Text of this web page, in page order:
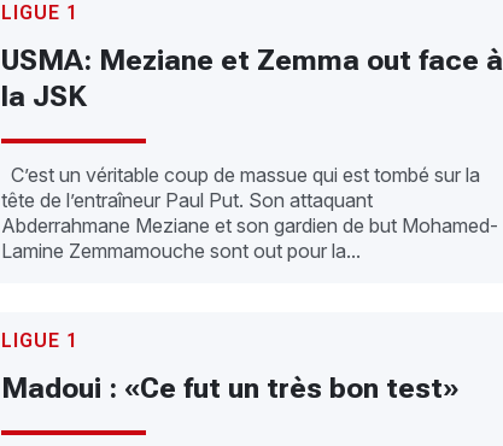
LIGUE 1
USMA: Meziane et Zemma out face à
la JSK
C’est un véritable coup de massue qui est tombé sur la
tête de l’entraîneur Paul Put. Son attaquant
Abderrahmane Meziane et son gardien de but Mohamed-
Lamine Zemmamouche sont out pour la...
LIGUE 1
Madoui : «Ce fut un très bon test»